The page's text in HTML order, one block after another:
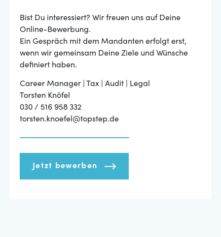
Bist Du interessiert? Wir freuen uns auf Deine
Online-Bewerbung.
Ein Gespräch mit dem Mandanten erfolgt erst,
wenn wir gemeinsam Deine Ziele und Wünsche
definiert haben.
Career Manager | Tax | Audit | Legal
Torsten Knöfel
030 / 516 958 332
torsten.knoefel@topstep.de
Jetzt bewerben